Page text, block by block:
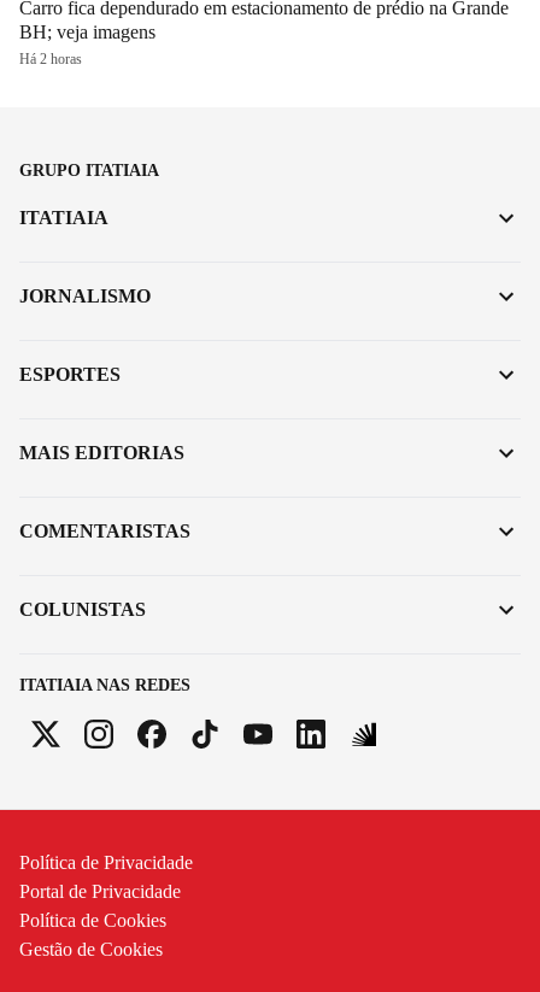
Carro fica dependurado em estacionamento de prédio na Grande
BH; veja imagens
Há 2 horas
GRUPO ITATIAIA
ITATIAIA NAS REDES
ITATIAIA
JORNALISMO
ESPORTES
MAIS EDITORIAS
COMENTARISTAS
COLUNISTAS
Política de Privacidade
Portal de Privacidade
Política de Cookies
Gestão de Cookies